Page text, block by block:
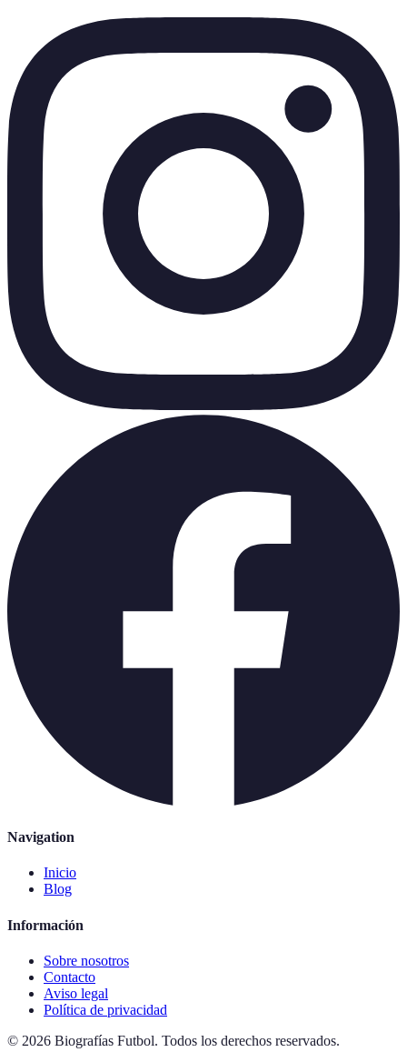
Navigation
Inicio
Blog
Información
Sobre nosotros
Contacto
Aviso legal
Política de privacidad
© 2026 Biografías Futbol. Todos los derechos reservados.